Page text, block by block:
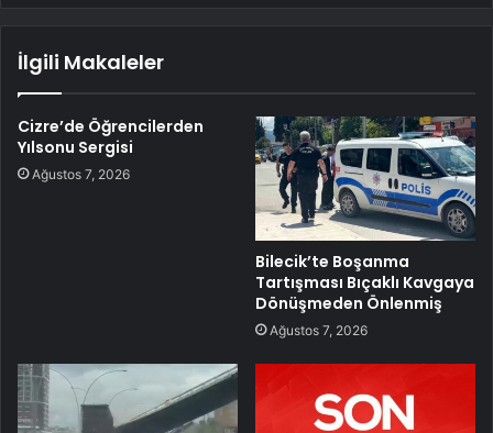
İlgili Makaleler
Cizre’de Öğrencilerden
Yılsonu Sergisi
Ağustos 7, 2026
Bilecik’te Boşanma
Tartışması Bıçaklı Kavgaya
Dönüşmeden Önlenmiş
Ağustos 7, 2026